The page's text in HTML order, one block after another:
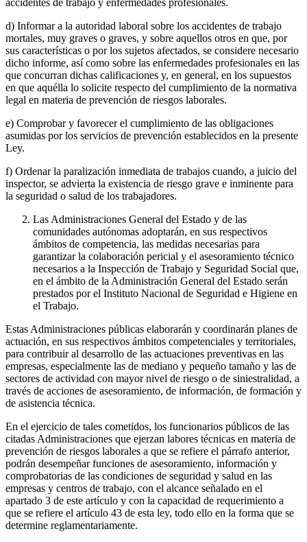
accidentes de trabajo y enfermedades profesionales.
d) Informar a la autoridad laboral sobre los accidentes de trabajo
mortales, muy graves o graves, y sobre aquellos otros en que, por
sus características o por los sujetos afectados, se considere necesario
dicho informe, así como sobre las enfermedades profesionales en las
que concurran dichas calificaciones y, en general, en los supuestos
en que aquélla lo solicite respecto del cumplimiento de la normativa
legal en materia de prevención de riesgos laborales.
e) Comprobar y favorecer el cumplimiento de las obligaciones
asumidas por los servicios de prevención establecidos en la presente
Ley.
f) Ordenar la paralización inmediata de trabajos cuando, a juicio del
inspector, se advierta la existencia de riesgo grave e inminente para
la seguridad o salud de los trabajadores.
Las Administraciones General del Estado y de las
comunidades autónomas adoptarán, en sus respectivos
ámbitos de competencia, las medidas necesarias para
garantizar la colaboración pericial y el asesoramiento técnico
necesarios a la Inspección de Trabajo y Seguridad Social que,
en el ámbito de la Administración General del Estado serán
prestados por el Instituto Nacional de Seguridad e Higiene en
el Trabajo.
Estas Administraciones públicas elaborarán y coordinarán planes de
actuación, en sus respectivos ámbitos competenciales y territoriales,
para contribuir al desarrollo de las actuaciones preventivas en las
empresas, especialmente las de mediano y pequeño tamaño y las de
sectores de actividad con mayor nivel de riesgo o de siniestralidad, a
través de acciones de asesoramiento, de información, de formación y
de asistencia técnica.
En el ejercicio de tales cometidos, los funcionarios públicos de las
citadas Administraciones que ejerzan labores técnicas en materia de
prevención de riesgos laborales a que se refiere el párrafo anterior,
podrán desempeñar funciones de asesoramiento, información y
comprobatorias de las condiciones de seguridad y salud en las
empresas y centros de trabajo, con el alcance señalado en el
apartado 3 de este artículo y con la capacidad de requerimiento a
que se refiere el artículo 43 de esta ley, todo ello en la forma que se
determine reglamentariamente.